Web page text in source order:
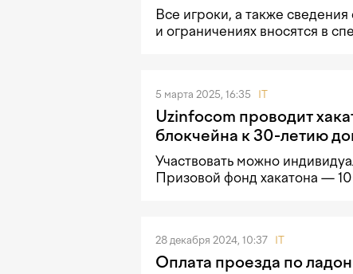
Все игроки, а также сведения
и ограничениях вносятся в
5 марта 2025, 16:35 IT
Uzinfocom проводит
блокчейна к 30-летию
Участвовать можно
Призовой фонд хакатона —
28 декабря 2024, 10:37 IT
Оплата проезда по